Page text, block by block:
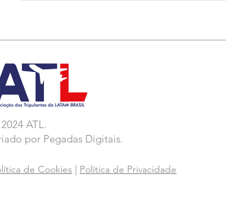
ATL.
por Pegadas Digitais.
de Cookies Política de Privacidade